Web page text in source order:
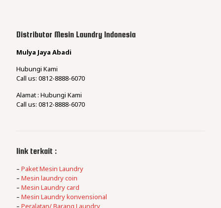
Distributor Mesin Laundry Indonesia
Mulya Jaya Abadi
Hubungi Kami
Call us: 0812-8888-6070
Alamat : Hubungi Kami
Call us: 0812-8888-6070
link terkait :
– Paket Mesin Laundry
– Mesin laundry coin
– Mesin Laundry card
– Mesin Laundry konvensional
– Peralatan/ Barang Laundry